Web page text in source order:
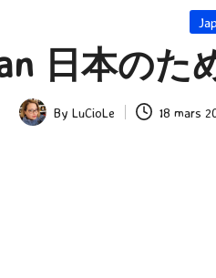
日本のた
Posted
By LuCioLe 18 mars